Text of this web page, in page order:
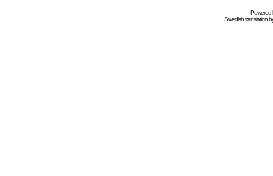
Powered
Swedishtranslation